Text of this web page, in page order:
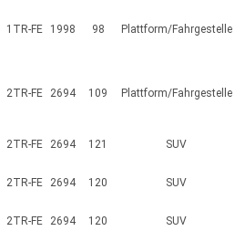
1TR-FE 1998 98 Plattform/Fahrgestelle
2TR-FE 2694 109 Plattform/Fahrgestelle
2TR-FE 2694 121 SUV
2TR-FE 2694 120 SUV
2TR-FE 2694 120 SUV